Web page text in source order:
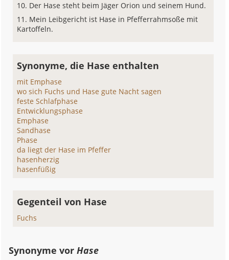
Der Hase steht beim Jäger Orion und seinem Hund.
Mein Leibgericht ist Hase in Pfefferrahmsoße mit
Kartoffeln.
Synonyme, die Hase enthalten
mit Emphase
wo sich Fuchs und Hase gute Nacht sagen
feste Schlafphase
Entwicklungsphase
Emphase
Sandhase
Phase
da liegt der Hase im Pfeffer
hasenherzig
hasenfüßig
Gegenteil von Hase
Fuchs
Synonyme vorHase